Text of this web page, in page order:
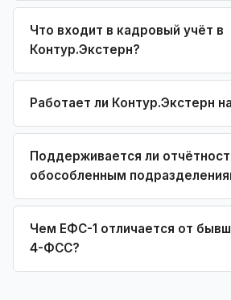
Что входит в кадровый учёт в
Контур.Экстерн?
Работает ли Контур.Экстерн
Поддерживается ли
обособленным
Чем ЕФС-1 отличается от
4-ФСС?